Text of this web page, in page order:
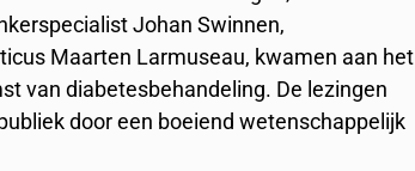
Johan Swinnen,
Maarten Larmuseau, kwamen aan het
van diabetesbehandeling. De lezingen
door een boeiend wetenschappelijk